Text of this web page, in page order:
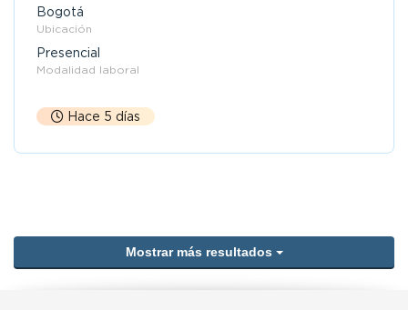
Bogotá
Ubicación
Presencial
Modalidad laboral
Hace 5 días
Mostrar más resultados